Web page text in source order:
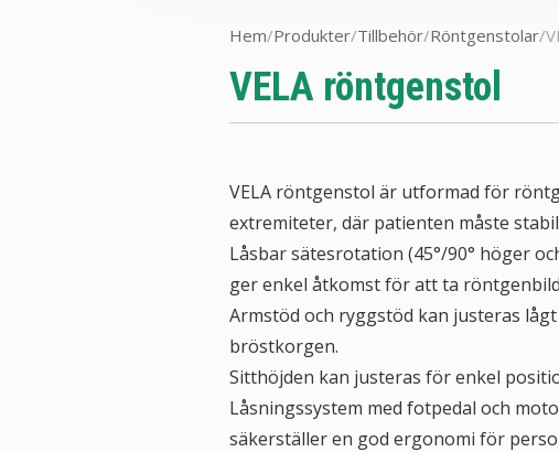
Hem/Produkter/Tillbehör/Röntgenstolar/
VELA röntgenstol
VELA röntgenstol är utformad för
extremiteter, där patienten måste
Låsbar sätesrotation (45°/90° höger
ger enkel åtkomst för att ta
Armstöd och ryggstöd kan justeras
bröstkorgen.
Sitthöjden kan justeras för enkel
Låsningssystem med fotpedal och
säkerställer en god ergonomi för